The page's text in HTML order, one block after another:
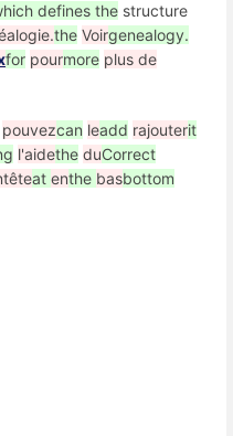
defines the structure
the Voirgenealogy.
for pourmore plus de
pouvezcan leadd rajouterit
l'aidethe duCorrect
at enthe basbottom